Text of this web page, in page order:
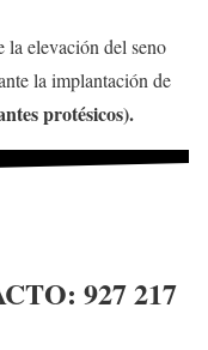
la elevación del seno
la implantación de
protésicos).
927 217